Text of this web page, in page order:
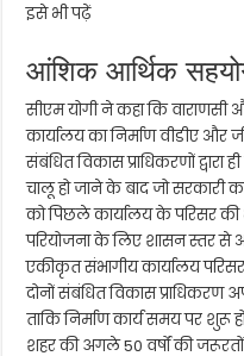
इसे भी पढ़ें
आंशिक आर्थिक
सीएम योगी ने कहा कि
कार्यालय का निर्माण वीडीए और
संबंधित विकास प्राधिकरणों
चालू हो जाने के बाद जो सरकारी
को पिछले कार्यालय के परिसर
परियोजना के लिए शासन स्तर से
एकीकृत संभागीय कार्यालय
दोनों संबंधित विकास
ताकि निर्माण कार्य समय पर शुरू
शहर की अगले 50 वर्षों की